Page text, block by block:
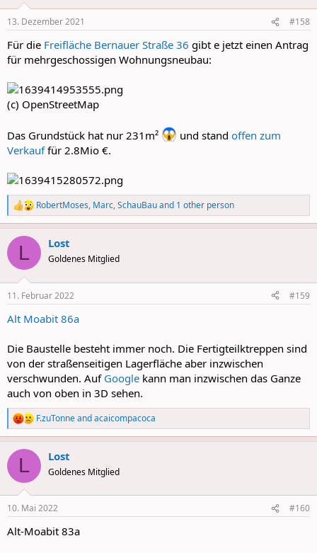
s
13. Dezember 2021 #158
Für die Freifläche Bernauer Straße 36 gibt e jetzt einen Antrag
für mehrgeschossigen Wohnungsneubau:
(c) OpenStreetMap
Das Grundstück hat nur 231m² und stand offen zum
Verkauffür 2.8Mio €.
R
e
a
c
i
s
RobertMoses, Marc,SchauBauand 1 other person
L Lost
Goldenes Mitglied
11. Februar 2022 #159
Alt Moabit 86a
Die Baustelle besteht immer noch. Die Fertigteilktreppen sind
von der straßenseitigen Lagerfläche aber inzwischen
verschwunden. Auf Google kann man inzwischen das Ganze
auch von oben in 3D sehen.
R
e
a
c
i
s
F.zuTonneandacaicompacoca
L Lost
Goldenes Mitglied
10. Mai 2022 #160
Alt-Moabit 83a